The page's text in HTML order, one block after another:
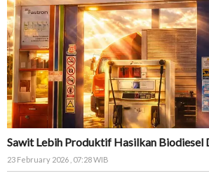
Sawit Lebih Produktif Hasilkan Biodiesel
23 February 2026 , 07:28 WIB